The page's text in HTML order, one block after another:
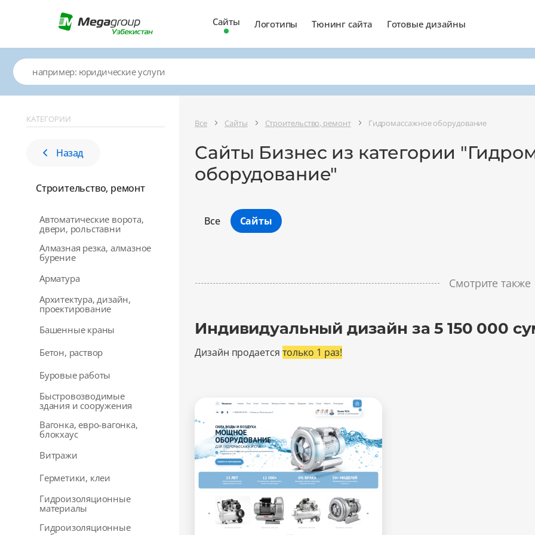
Сайты Логотипы Тюнинг сайта Готовые дизайны
КАТЕГОРИИ
Назад
Строительство, ремонт
Автоматические ворота,
двери, рольставни
Алмазная резка, алмазное
бурение
Арматура
Архитектура, дизайн,
проектирование
Башенные краны
Бетон, раствор
Буровые работы
Быстровозводимые
здания и сооружения
Вагонка, евро-вагонка,
блокхаус
Витражи
Герметики, клеи
Гидроизоляционные
материалы
Гидроизоляционные
Все Сайты Строительство, ремонт Гидромассажное оборудование
Сайты Бизнес из категории
оборудование"
Все Сайты
Смотрите также
Индивидуальный дизайн за 5 150 000
Дизайн продается только 1 раз!